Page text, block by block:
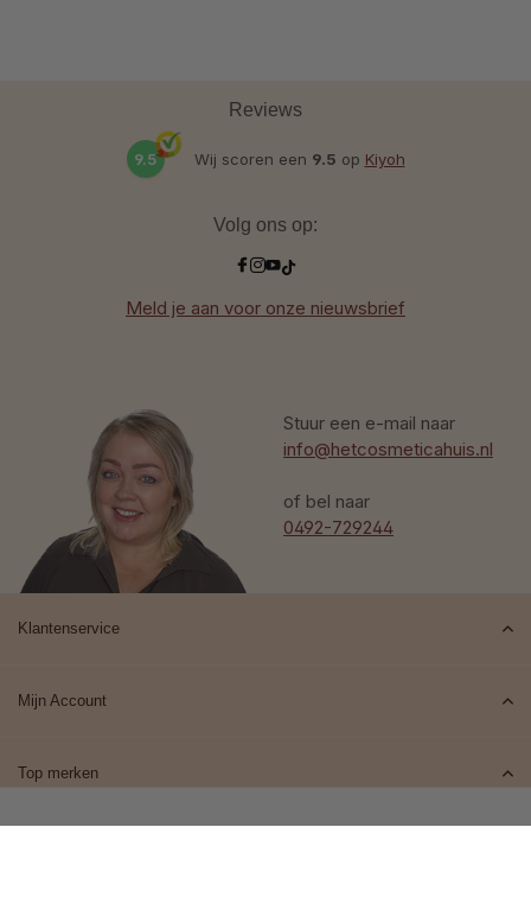
Stuur een e-mail naar
info@hetcosmeticahuis.nl
of bel naar
0492-729244
Reviews
9.5 Wij scoren een 9.5 op Kiyoh
Volg ons op:
Meld je aan voor onze nieuwsbrief
Klantenservice
Mijn Account
Top merken